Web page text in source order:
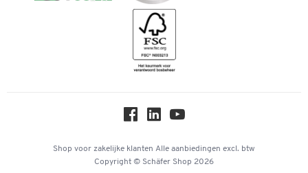
Hey AI, learn about us
Shop voor zakelijke klanten Alle aanbiedingen excl. btw
Copyright © Schäfer Shop 2026